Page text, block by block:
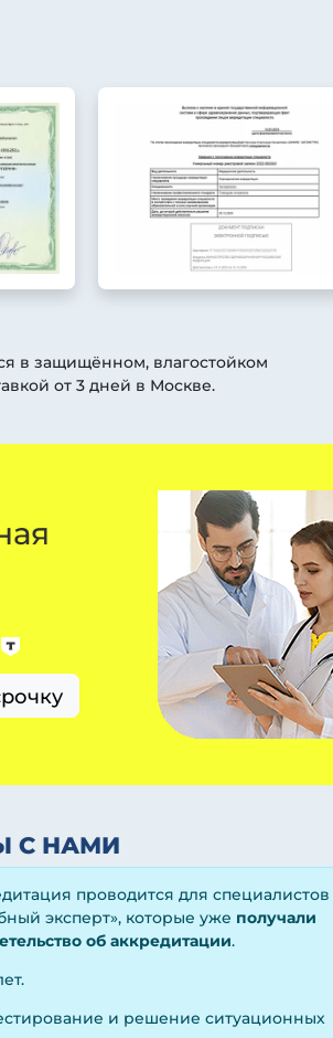
в защищённом, влагостойком
от 3 дней в Москве.
С НАМИ
проводится для специалистов
эксперт», которые уже получали
об аккредитации.
и решение ситуационных